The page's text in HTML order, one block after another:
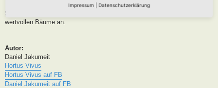
Spezielle Fachgärtnereien bieten eine vielfältige Auswahl dieser
wertvollen Bäume an.
Autor:
Daniel Jakumeit
Hortus Vivus
Hortus Vivus auf FB
Daniel Jakumeit auf FB
Impressum Datenschutzerklärung